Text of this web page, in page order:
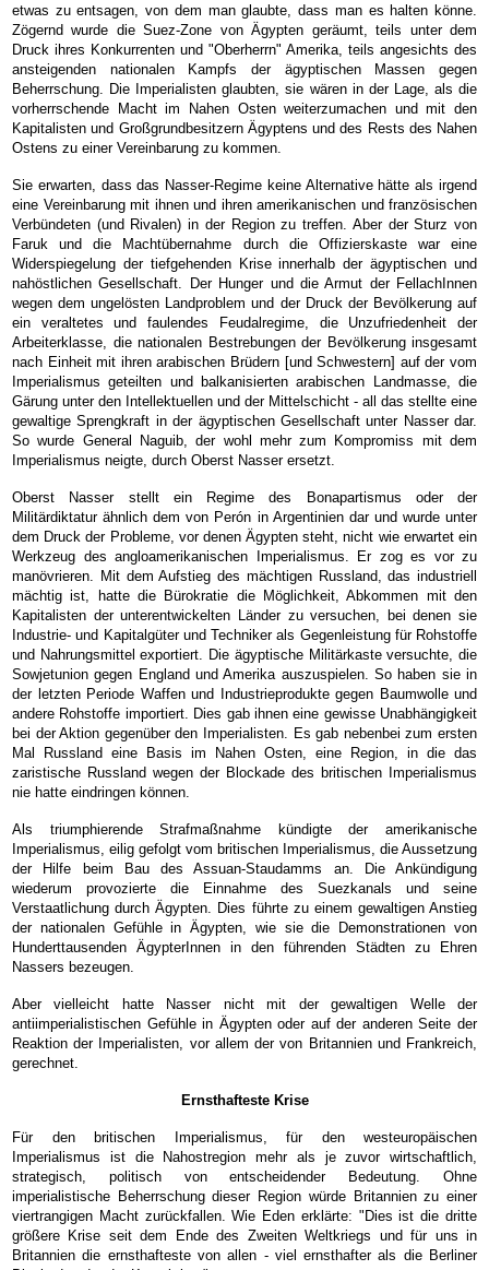
etwas zu entsagen, von dem man glaubte, dass man es halten könne.
Zögernd wurde die Suez-Zone von Ägypten geräumt, teils unter dem
Druck ihres Konkurrenten und "Oberherrn" Amerika, teils angesichts des
ansteigenden nationalen Kampfs der ägyptischen Massen gegen
Beherrschung. Die Imperialisten glaubten, sie wären in der Lage, als die
vorherrschende Macht im Nahen Osten weiterzumachen und mit den
Kapitalisten und Großgrundbesitzern Ägyptens und des Rests des Nahen
Ostens zu einer Vereinbarung zu kommen.
Sie erwarten, dass das Nasser-Regime keine Alternative hätte als irgend
eine Vereinbarung mit ihnen und ihren amerikanischen und französischen
Verbündeten (und Rivalen) in der Region zu treffen. Aber der Sturz von
Faruk und die Machtübernahme durch die Offizierskaste war eine
Widerspiegelung der tiefgehenden Krise innerhalb der ägyptischen und
nahöstlichen Gesellschaft. Der Hunger und die Armut der FellachInnen
wegen dem ungelösten Landproblem und der Druck der Bevölkerung auf
ein veraltetes und faulendes Feudalregime, die Unzufriedenheit der
Arbeiterklasse, die nationalen Bestrebungen der Bevölkerung insgesamt
nach Einheit mit ihren arabischen Brüdern [und Schwestern] auf der vom
Imperialismus geteilten und balkanisierten arabischen Landmasse, die
Gärung unter den Intellektuellen und der Mittelschicht - all das stellte eine
gewaltige Sprengkraft in der ägyptischen Gesellschaft unter Nasser dar.
So wurde General Naguib, der wohl mehr zum Kompromiss mit dem
Imperialismus neigte, durch Oberst Nasser ersetzt.
Oberst Nasser stellt ein Regime des Bonapartismus oder der
Militärdiktatur ähnlich dem von Perón in Argentinien dar und wurde unter
dem Druck der Probleme, vor denen Ägypten steht, nicht wie erwartet ein
Werkzeug des angloamerikanischen Imperialismus. Er zog es vor zu
manövrieren. Mit dem Aufstieg des mächtigen Russland, das industriell
mächtig ist, hatte die Bürokratie die Möglichkeit, Abkommen mit den
Kapitalisten der unterentwickelten Länder zu versuchen, bei denen sie
Industrie- und Kapitalgüter und Techniker als Gegenleistung für Rohstoffe
und Nahrungsmittel exportiert. Die ägyptische Militärkaste versuchte, die
Sowjetunion gegen England und Amerika auszuspielen. So haben sie in
der letzten Periode Waffen und Industrieprodukte gegen Baumwolle und
andere Rohstoffe importiert. Dies gab ihnen eine gewisse Unabhängigkeit
bei der Aktion gegenüber den Imperialisten. Es gab nebenbei zum ersten
Mal Russland eine Basis im Nahen Osten, eine Region, in die das
zaristische Russland wegen der Blockade des britischen Imperialismus
nie hatte eindringen können.
Als triumphierende Strafmaßnahme kündigte der amerikanische
Imperialismus, eilig gefolgt vom britischen Imperialismus, die Aussetzung
der Hilfe beim Bau des Assuan-Staudamms an. Die Ankündigung
wiederum provozierte die Einnahme des Suezkanals und seine
Verstaatlichung durch Ägypten. Dies führte zu einem gewaltigen Anstieg
der nationalen Gefühle in Ägypten, wie sie die Demonstrationen von
Hunderttausenden ÄgypterInnen in den führenden Städten zu Ehren
Nassers bezeugen.
Aber vielleicht hatte Nasser nicht mit der gewaltigen Welle der
antiimperialistischen Gefühle in Ägypten oder auf der anderen Seite der
Reaktion der Imperialisten, vor allem der von Britannien und Frankreich,
gerechnet.
Ernsthafteste Krise
Für den britischen Imperialismus, für den westeuropäischen
Imperialismus ist die Nahostregion mehr als je zuvor wirtschaftlich,
strategisch, politisch von entscheidender Bedeutung. Ohne
imperialistische Beherrschung dieser Region würde Britannien zu einer
viertrangigen Macht zurückfallen. Wie Eden erklärte: "Dies ist die dritte
größere Krise seit dem Ende des Zweiten Weltkriegs und für uns in
Britannien die ernsthafteste von allen - viel ernsthafter als die Berliner